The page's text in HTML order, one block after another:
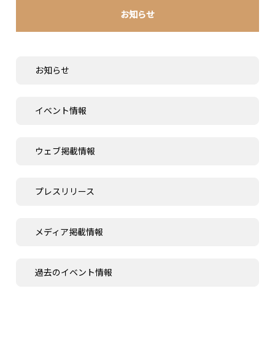
お知らせ
お知らせ
イベント情報
ウェブ掲載情報
プレスリリース
メディア掲載情報
過去のイベント情報